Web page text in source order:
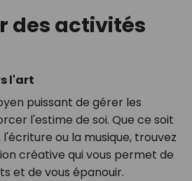
des activités
l'art
puissant de gérer les
l'estime de soi. Que ce soit
l'écriture ou la musique, trouvez
créative qui vous permet de
et de vous épanouir.